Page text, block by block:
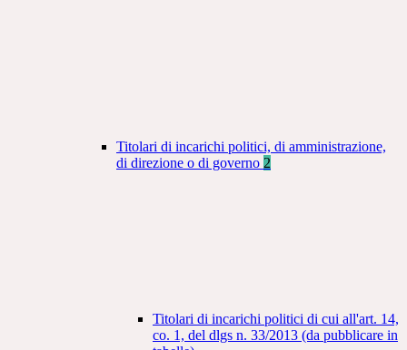
Titolari di incarichi politici, di amministrazione,
di direzione o di governo 2
Titolari di incarichi politici di cui all'art. 14,
co. 1, del dlgs n. 33/2013 (da pubblicare in